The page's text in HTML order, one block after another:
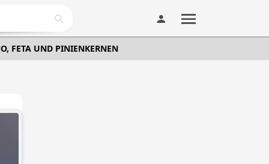
FETA UND PINIENKERNEN